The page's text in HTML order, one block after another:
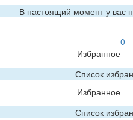
В настоящий момент у вас
0
Избранное
Список
Избранное
Список